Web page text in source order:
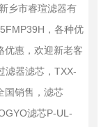
乡市睿瑄滤器有
，各种优
优惠，欢迎新老客
滤器滤芯，TXX-
国销售，滤芯
滤芯P-UL-